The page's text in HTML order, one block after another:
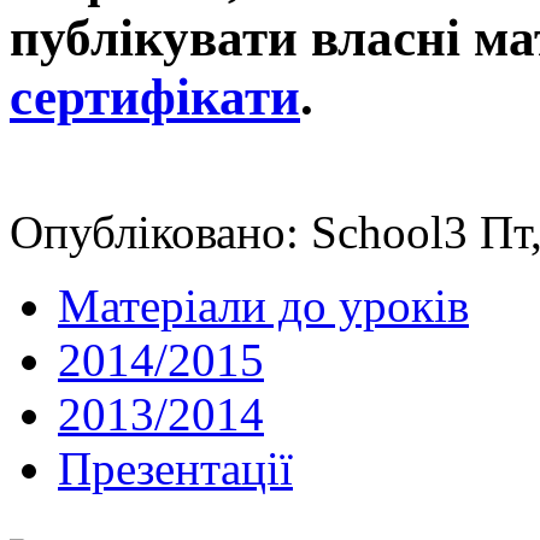
публікувати власні
сертифікати.
Опубліковано: School3
Матеріали до уроків
2014/2015
2013/2014
Презентації